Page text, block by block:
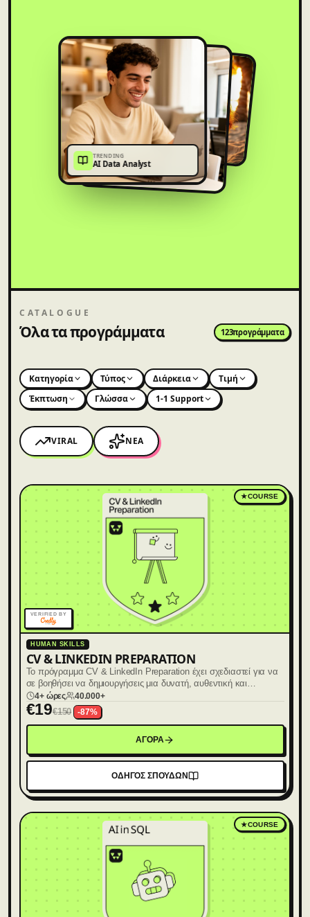
TRENDING
AI Data Analyst
CATALOGUE
Όλα τα προγράμματα 123προγράμματα
Κατηγορία Τύπος Διάρκεια
Τιμή
Έκπτωση
Γλώσσα 1-1 Support
VIRAL ΝΈΑ
★COURSE
VERIFIED BY
HUMAN SKILLS
CV & LINKEDIN PREPARATION
Το πρόγραμμα CV & LinkedIn Preparation έχει σχεδιαστεί για να
σε βοηθήσει να δημιουργήσεις μια δυνατή, αυθεντική και
στοχευμένη επαγγελματική εικόνα.
4+ ώρες 40.000+
€19€150 -87%
ΑΓΟΡΑ
ΟΔΗΓΟΣ ΣΠΟΥΔΩΝ
★COURSE